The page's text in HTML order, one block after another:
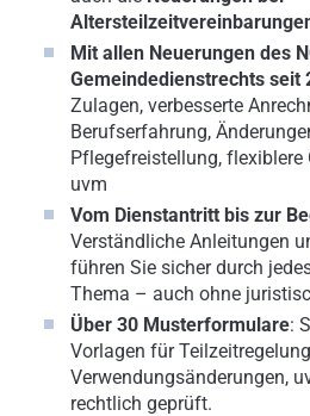
Mit allen Neuerungen des
Gemeindedienstrechts seit
Zulagen, verbesserte
Berufserfahrung,
Pflegefreistellung, flexiblere
uvm
Vom Dienstantritt bis zur
Verständliche Anleitungen
führen Sie sicher durch
Thema – auch ohne
Über 30 Musterformulare:
Vorlagen für
Verwendungsänderungen,
rechtlich geprüft.